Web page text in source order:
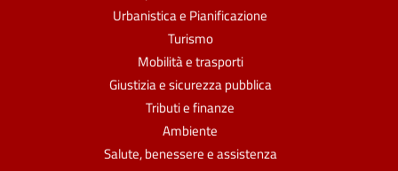
Urbanistica e Pianificazione
Turismo
Mobilità e trasporti
Giustizia e sicurezza pubblica
Tributi e finanze
Ambiente
Salute, benessere e assistenza